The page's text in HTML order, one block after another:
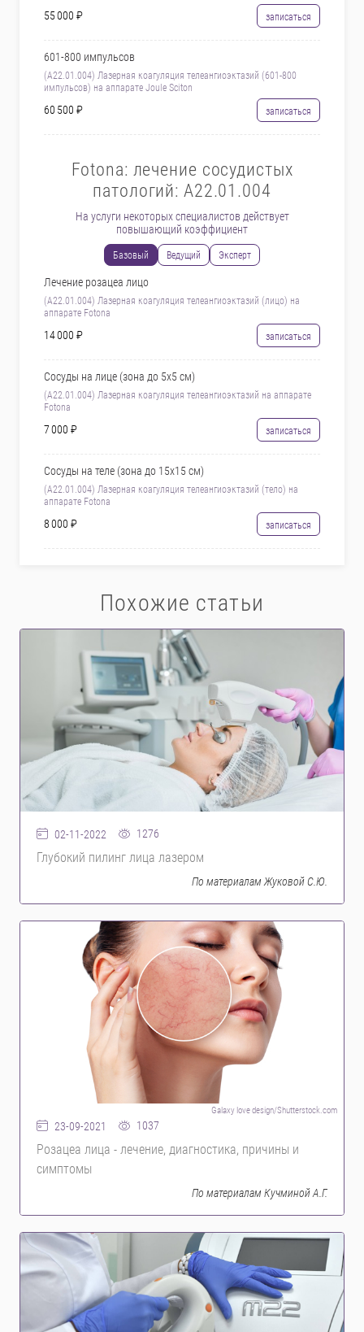
55 000 ₽ записаться
601-800 импульсов
(A22.01.004) Лазерная коагуляция телеангиоэктазий (601-800
импульсов) на аппарате Joule Sciton
60 500 ₽ записаться
Fotona: лечение сосудистых
патологий: A22.01.004
На услуги некоторых специалистов действует
повышающий коэффициент
Базовый Ведущий Эксперт
Лечение розацеа лицо
(A22.01.004) Лазерная коагуляция телеангиоэктазий (лицо) на
аппарате Fotona
14 000 ₽ записаться
Сосуды на лице (зона до 5х5 см)
(A22.01.004) Лазерная коагуляция телеангиоэктазий на аппарате
Fotona
7 000 ₽ записаться
Сосуды на теле (зона до 15х15 см)
(A22.01.004) Лазерная коагуляция телеангиоэктазий (тело) на
аппарате Fotona
8 000 ₽ записаться
Похожие статьи
02-11-2022 1276
Глубокий пилинг лица лазером
По материалам Жуковой С.Ю.
Galaxy love design/Shutterstock.com
23-09-2021 1037
Розацеа лица - лечение, диагностика, причины и
симптомы
По материалам Кучминой А.Г.